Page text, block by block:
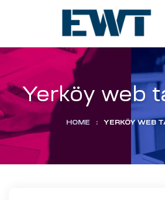
Yerköy web
HOME : YERKÖY WEB